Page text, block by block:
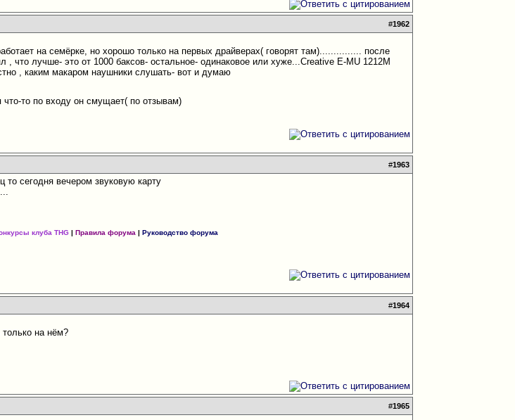
#1962
на семёрке, но хорошо только на первых драйверах( говорят там)............... после
что лучше- это от 1000 баксов- остальное- одинаковое или хуже...Creative E-MU 1212M
, каким макаром наушники слушать- вот и думаю
то по входу он смущает( по отзывам)
#1963
сегодня вечером звуковую карту
клуба THG| Правила форума | Руководство форума
#1964
на нём?
#1965